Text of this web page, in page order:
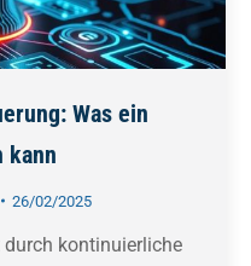
Was ein
kann
26/02/2025
durch kontinuierliche